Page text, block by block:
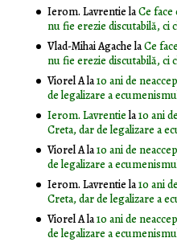
Ierom. LavrentielaCe
nu fie erezie discutabilă, ci
Vlad-Mihai AgachelaCe
nu fie erezie discutabilă, ci
Viorel Ala10 ani de
de legalizare a
Ierom. Lavrentiela10 ani
Creta, dar de legalizare a
Viorel Ala10 ani de
de legalizare a
Ierom. Lavrentiela10 ani
Creta, dar de legalizare a
Viorel Ala10 ani de
de legalizare a